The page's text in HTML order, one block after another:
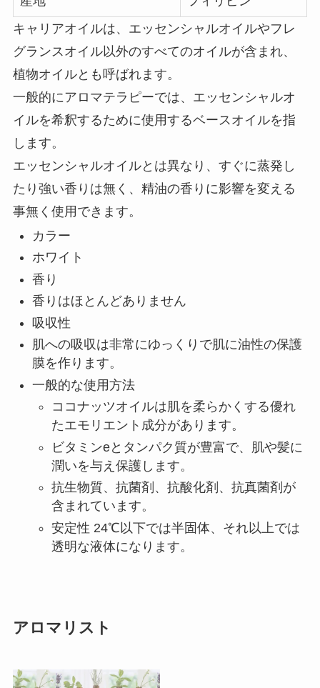
キャリアオイルは、エッセンシャルオイルやフレ
グランスオイル以外のすべてのオイルが含まれ、
植物オイルとも呼ばれます。
一般的にアロマテラピーでは、エッセンシャルオ
イルを希釈するために使用するベースオイルを指
します。
エッセンシャルオイルとは異なり、すぐに蒸発し
たり強い香りは無く、精油の香りに影響を変える
事無く使用できます。
カラー
ホワイト
香り
香りはほとんどありません
吸収性
肌への吸収は非常にゆっくりで肌に油性の保護
膜を作ります。
一般的な使用方法
ココナッツオイルは肌を柔らかくする優れ
たエモリエント成分があります。
ビタミンeとタンパク質が豊富で、肌や髪に
潤いを与え保護します。
抗生物質、抗菌剤、抗酸化剤、抗真菌剤が
含まれています。
安定性 24℃以下では半固体、それ以上では
透明な液体になります。
アロマリスト